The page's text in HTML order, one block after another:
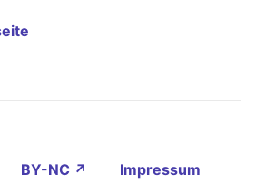
BY-NC ↗
Impressum